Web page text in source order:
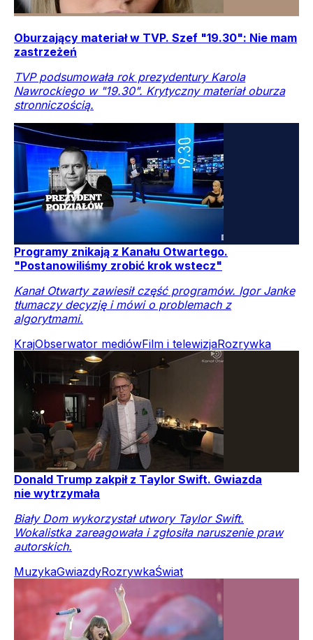
Oburzający materiał w TVP. Szef "19.30": Nie mam
zastrzeżeń
TVP podsumowała rok prezydentury Karola
Nawrockiego w "19.30". Krytyczny materiał oburza
stronniczością.
Programy znikają z Kanału Otwartego.
"Postanowiliśmy zrobić krok wstecz"
Kanał Otwarty zawiesił część programów. Igor Janke
tłumaczy decyzję i mówi o problemach z
algorytmami.
KrajObserwator mediówFilm i telewizjaRozrywka
Donald Trump zakpił z Taylor Swift. Gwiazda
nie wytrzymała
Biały Dom wykorzystał utwory Taylor Swift.
Wokalistka zareagowała i zgłosiła naruszenie praw
autorskich.
MuzykaGwiazdyRozrywkaŚwiat